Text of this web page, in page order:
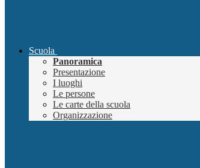
Scuola
Panoramica
Presentazione
I luoghi
Le persone
Le carte della scuola
Organizzazione